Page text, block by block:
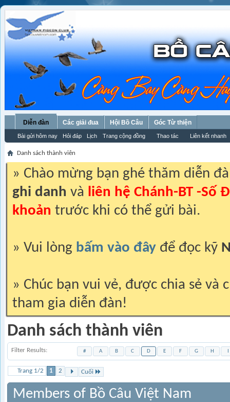
Diễn đàn
Bài gửi hôm nay Hỏi đáp Lịch Trang cộng đồng Thao tác Liên kết nhanh
Các giải đua Hội Bồ Câu Góc Từ thiện
Danh sách thành viên
» Chào mừng bạn ghé thăm diễn
ghi danh và liên hệ Chánh-BT -Số
khoản trước khi có thể gửi bài.
» Vui lòng bấm vào đây để đọc kỹ
» Chúc bạn vui vẻ, được chia sẻ và
tham gia diễn đàn!
Danh sách thành viên
Filter Results # A B C D E F G H
Trang 1/2 1 2 Cuối
Members of Bồ Câu Việt Nam